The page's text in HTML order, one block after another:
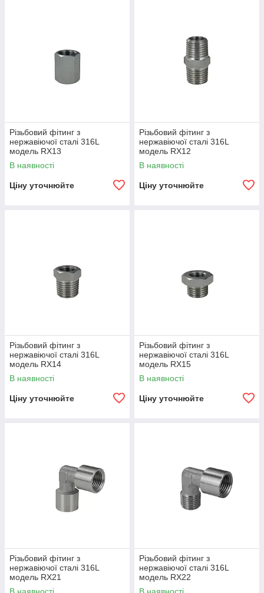
Нержавіюча сталь AISI 316L (1.4404)
2 > Ущільнення:FPM
Технічний каталог
Різьбовий фітинг з
нержавіючої сталі 316L
модель RX13
В наявності
Ціну уточнюйте
Різьбовий фітинг з
нержавіючої сталі 316L
модель RX12
В наявності
Ціну уточнюйте
Різьбовий фітинг з
нержавіючої сталі 316L
модель RX14
В наявності
Ціну уточнюйте
Різьбовий фітинг з
нержавіючої сталі 316L
модель RX15
В наявності
Ціну уточнюйте
Різьбовий фітинг з
нержавіючої сталі 316L
модель RX21
Різьбовий фітинг з
нержавіючої сталі 316L
модель RX22